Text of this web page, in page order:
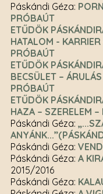
Páskándi Géza:
PRÓBAÚT
ETŰDÖK
HATALOM -
PRÓBAÚT
ETŰDÖK
BECSÜLET –
PRÓBAÚT
ETŰDÖK
HAZA – SZERELEM –
Páskándi Géza:
Páskándi Géza:
Páskándi Géza: A
2015/2016
Páskándi Géza: